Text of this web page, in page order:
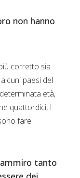
non hanno
corretto sia
paesi del
età,
quattordici, I
fare
tanto